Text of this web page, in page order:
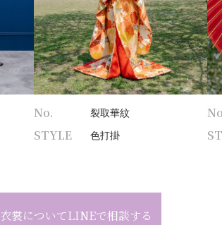
No. 裂取華紋
STYLE 色打掛
衣裳についてLINEで相談する